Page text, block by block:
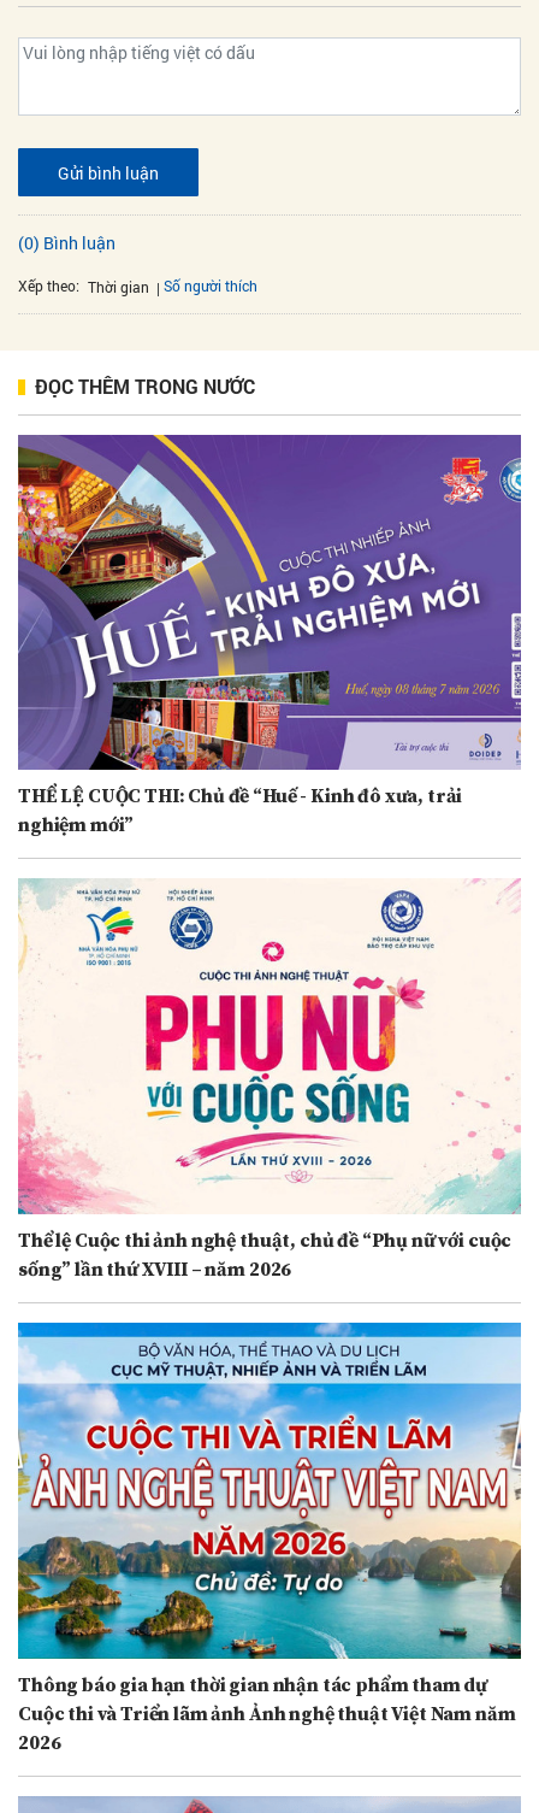
Gửi bình luận
(0) Bình luận
Xếp theo: Thời gian Số người thích
ĐỌC THÊM TRONG NƯỚC
THỂ LỆ CUỘC THI: Chủ đề “Huế - Kinh đô xưa, trải
nghiệm mới”
Thể lệ Cuộc thi ảnh nghệ thuật, chủ đề “Phụ nữ với cuộc
sống” lần thứ XVIII – năm 2026
Thông báo gia hạn thời gian nhận tác phẩm tham dự
Cuộc thi và Triển lãm ảnh Ảnh nghệ thuật Việt Nam năm
2026